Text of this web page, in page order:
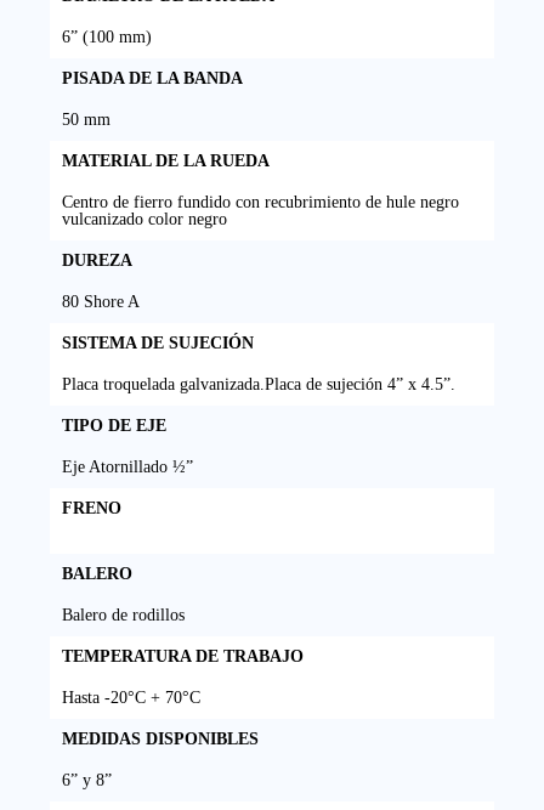
6” (100 mm)
PISADA DE LA BANDA
50 mm
MATERIAL DE LA RUEDA
Centro de fierro fundido con recubrimiento de hule negro
vulcanizado color negro
DUREZA
80 Shore A
SISTEMA DE SUJECIÓN
Placa troquelada galvanizada.Placa de sujeción 4” x 4.5”.
TIPO DE EJE
Eje Atornillado ½”
FRENO
BALERO
Balero de rodillos
TEMPERATURA DE TRABAJO
Hasta -20°C + 70°C
MEDIDAS DISPONIBLES
6” y 8”